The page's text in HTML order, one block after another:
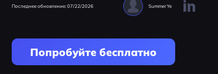
Последнее обновление: 07/22/2026 Summer Ye
Попробуйте бесплатно